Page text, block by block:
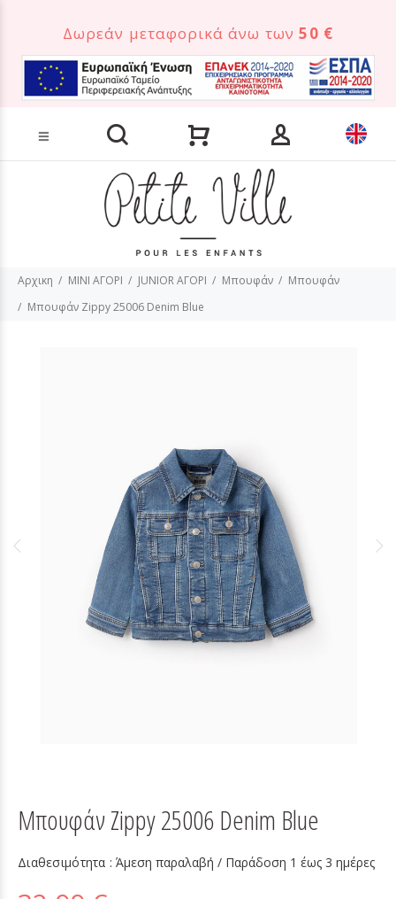
Δωρεάν μεταφορικά άνω των50 €
Αρχικη MINI ΑΓΟΡΙ JUNIOR ΑΓΟΡΙ Μπουφάν
Μπουφάν
Μπουφάν Zippy 25006 Denim Blue
Μπουφάν Zippy 25006 Denim Blue
Διαθεσιμότητα :Άμεση παραλαβή / Παράδoση 1 έως 3 ημέρες